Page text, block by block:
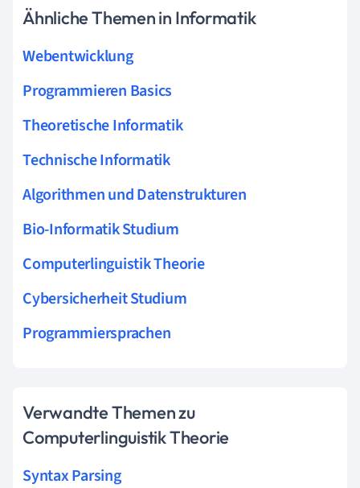
Ähnliche Themen in Informatik
Webentwicklung
Programmieren Basics
Theoretische Informatik
Technische Informatik
Algorithmen und Datenstrukturen
Bio-Informatik Studium
Computerlinguistik Theorie
Cybersicherheit Studium
Programmiersprachen
Verwandte Themen zu
Computerlinguistik Theorie
Syntax Parsing